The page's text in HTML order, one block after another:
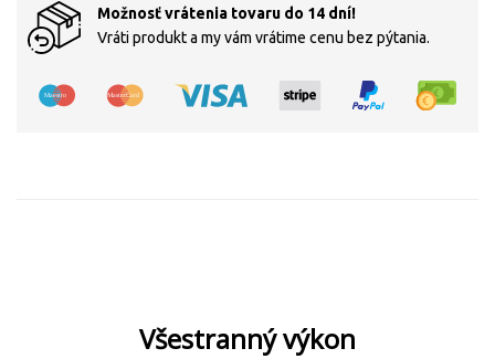
Možnosť vrátenia tovaru do 14 dní!
Vráti produkt a my vám vrátime cenu bez pýtania.
Všestranný výkon